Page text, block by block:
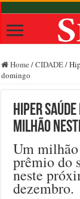
Home /CIDADE/
domingo
Hiper
milhão
Um
prêmio do
neste
dezembro.